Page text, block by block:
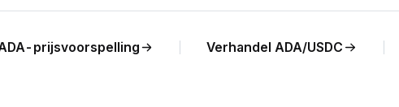
prijsvoorspelling Verhandel ADA/USDC